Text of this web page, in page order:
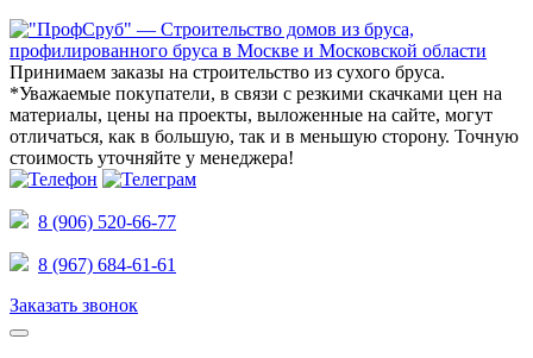
Принимаем заказы на строительство из сухого бруса.
*Уважаемые покупатели, в связи с резкими скачками цен на
материалы, цены на проекты, выложенные на сайте, могут
отличаться, как в большую, так и в меньшую сторону. Точную
стоимость уточняйте у менеджера!
8 (906) 520-66-77
8 (967) 684-61-61
Заказать звонок